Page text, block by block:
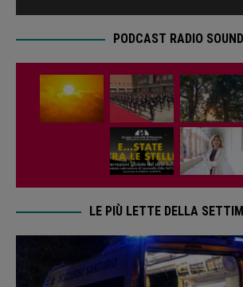
PODCAST RADIO SOUND
LE PIÙ LETTE DELLA